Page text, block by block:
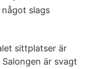
slags
sittplatser är
Salongen är svagt